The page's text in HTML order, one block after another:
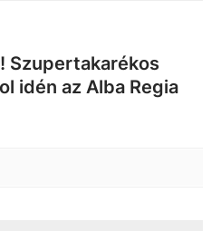
Szupertakarékos
idén az Alba Regia